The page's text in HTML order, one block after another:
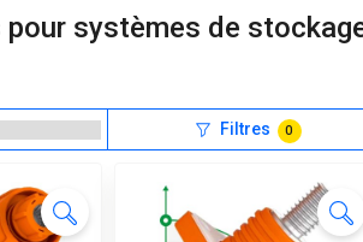
pour systèmes de
Filtres 0